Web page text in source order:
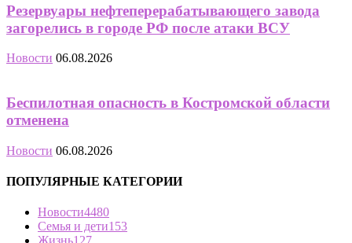
Резервуары нефтеперерабатывающего завода
загорелись в городе РФ после атаки ВСУ
Новости 06.08.2026
Беспилотная опасность в Костромской области
отменена
Новости 06.08.2026
ПОПУЛЯРНЫЕ КАТЕГОРИИ
Новости4480
Семья и дети153